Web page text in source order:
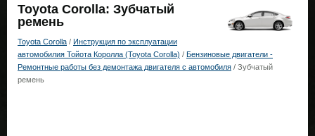
Toyota Corolla: Зубчатый
ремень
Toyota Corolla / Инструкция по эксплуатации
автомобилия Тойота Королла (Toyota Corolla) / Бензиновые двигатели -
Ремонтные работы без демонтажа двигателя с автомобиля / Зубчатый
ремень